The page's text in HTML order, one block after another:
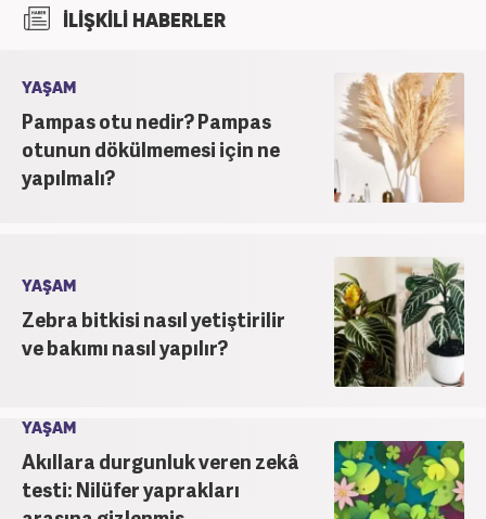
bağlı Haber7.com bünyesinde ‘SEO Editörü’
İLİŞKİLİ HABERLER
YAŞAM
Pampas otu nedir? Pampas
otunun dökülmemesi için ne
yapılmalı?
YAŞAM
Zebra bitkisi nasıl yetiştirilir
ve bakımı nasıl yapılır?
YAŞAM
Akıllara durgunluk veren zekâ
testi: Nilüfer yaprakları